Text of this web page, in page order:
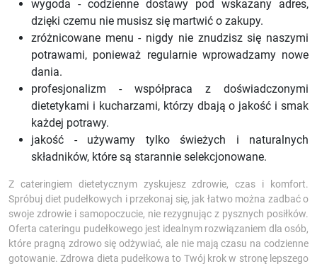
wygoda - codzienne dostawy pod wskazany adres,
dzięki czemu nie musisz się martwić o zakupy.
zróżnicowane menu - nigdy nie znudzisz się naszymi
potrawami, ponieważ regularnie wprowadzamy nowe
dania.
profesjonalizm - współpraca z doświadczonymi
dietetykami i kucharzami, którzy dbają o jakość i smak
każdej potrawy.
jakość - używamy tylko świeżych i naturalnych
składników, które są starannie selekcjonowane.
Z cateringiem dietetycznym zyskujesz zdrowie, czas i komfort.
Spróbuj diet pudełkowych i przekonaj się, jak łatwo można zadbać o
swoje zdrowie i samopoczucie, nie rezygnując z pysznych posiłków.
Oferta cateringu pudełkowego jest idealnym rozwiązaniem dla osób,
które pragną zdrowo się odżywiać, ale nie mają czasu na codzienne
gotowanie. Zdrowa dieta pudełkowa to Twój krok w stronę lepszego